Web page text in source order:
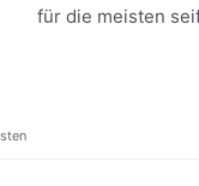
für die meisten